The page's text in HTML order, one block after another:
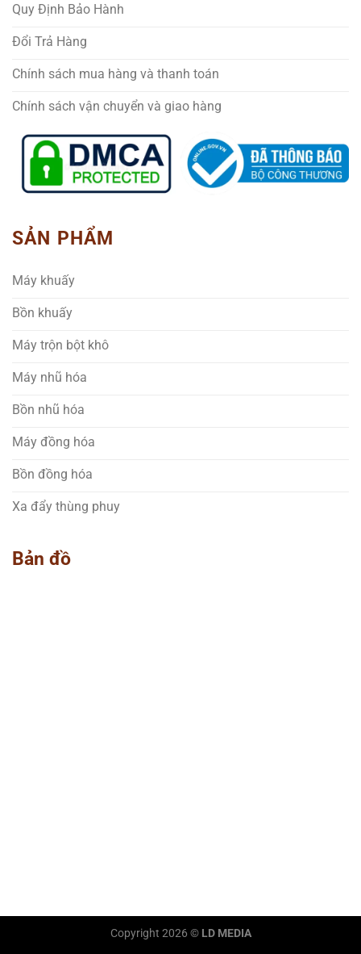
Quy Định Bảo Hành
Đổi Trả Hàng
Chính sách mua hàng và thanh toán
Chính sách vận chuyển và giao hàng
SẢN PHẨM
Máy khuấy
Bồn khuấy
Máy trộn bột khô
Máy nhũ hóa
Bồn nhũ hóa
Máy đồng hóa
Bồn đồng hóa
Xa đẩy thùng phuy
Bản đồ
Copyright 2026 © LD MEDIA